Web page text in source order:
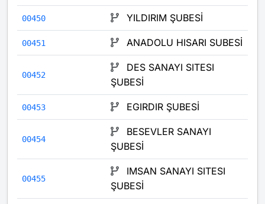
00450 YILDIRIM ŞUBESİ
00451 ANADOLU HISARI SUBESİ
00452
DES SANAYI SITESI
ŞUBESİ
00453 EGIRDIR ŞUBESİ
00454
BESEVLER SANAYI
ŞUBESİ
00455
IMSAN SANAYI SITESI
ŞUBESİ